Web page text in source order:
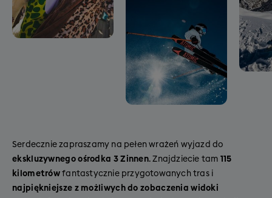
Serdecznie zapraszamy na pełen wrażeń wyjazd do
ekskluzywnego ośrodka 3 Zinnen. Znajdziecie tam 115
kilometrów fantastycznie przygotowanych tras i
najpiękniejsze z możliwych do zobaczenia widoki